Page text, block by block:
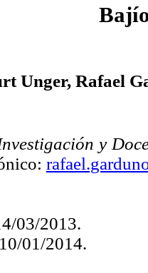
Unger, Rafael
y
03/2013.
01/2014.